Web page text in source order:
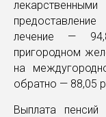
лечение —
пригородном
на
обратно — 88,05
Выплата